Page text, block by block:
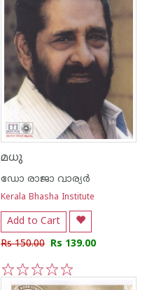
മധു
ഡോ രാജാ വാര്യര്‍
Kerala Bhasha Institute
Add to Cart
Rs 150.00 Rs 139.00
5
4
3
2